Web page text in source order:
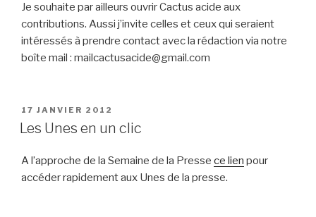
Je souhaite par ailleurs ouvrir Cactus acide aux
contributions. Aussi j’invite celles et ceux qui seraient
intéressés à prendre contact avec la rédaction via notre
boîte mail : mailcactusacide@gmail.com
PUBLIÉ
LE
17 JANVIER 2012
Les Unes en un clic
A l’approche de la Semaine de la Presse ce lien pour
accéder rapidement aux Unes de la presse.